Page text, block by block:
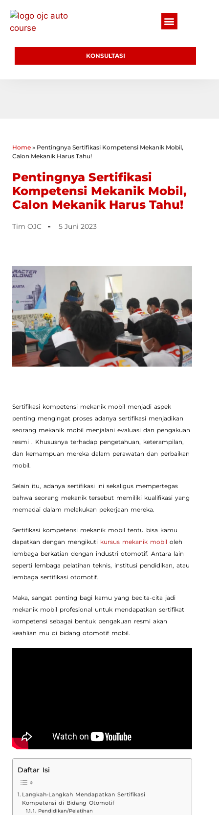
KONSULTASI
Home » Pentingnya Sertifikasi Kompetensi Mekanik Mobil,
Calon Mekanik Harus Tahu!
Pentingnya Sertifikasi
Kompetensi Mekanik Mobil,
Calon Mekanik Harus Tahu!
Tim OJC 5 Juni 2023
Sertifikasi kompetensi mekanik mobil menjadi aspek
penting mengingat proses adanya sertifikasi menjadikan
seorang mekanik mobil menjalani evaluasi dan pengakuan
resmi . Khususnya terhadap pengetahuan, keterampilan,
dan kemampuan mereka dalam perawatan dan perbaikan
mobil.
Selain itu, adanya sertifikasi ini sekaligus mempertegas
bahwa seorang mekanik tersebut memiliki kualifikasi yang
memadai dalam melakukan pekerjaan mereka.
Sertifikasi kompetensi mekanik mobil tentu bisa kamu
dapatkan dengan mengikuti kursus mekanik mobil oleh
lembaga berkatian dengan industri otomotif. Antara lain
seperti lembaga pelatihan teknis, institusi pendidikan, atau
lembaga sertifikasi otomotif.
Maka, sangat penting bagi kamu yang becita-cita jadi
mekanik mobil profesional untuk mendapatkan sertifikat
kompetensi sebagai bentuk pengakuan resmi akan
keahlian mu di bidang otomotif mobil.
Daftar Isi
Langkah-Langkah Mendapatkan Sertifikasi
Kompetensi di Bidang Otomotif
1. Pendidikan/Pelatihan